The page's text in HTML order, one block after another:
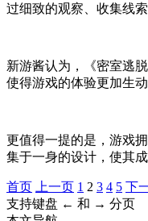
过细致的观察、收集线
新游酱认为，《密室逃
使得游戏的体验更加生
更值得一提的是，游戏
集于一身的设计，使其
首页 上一页 1 2 3 4 5 下
支持键盘 ← 和 → 分页